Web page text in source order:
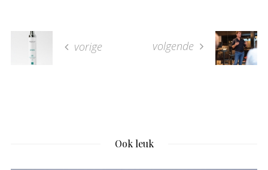
vorige volgende
Ook leuk